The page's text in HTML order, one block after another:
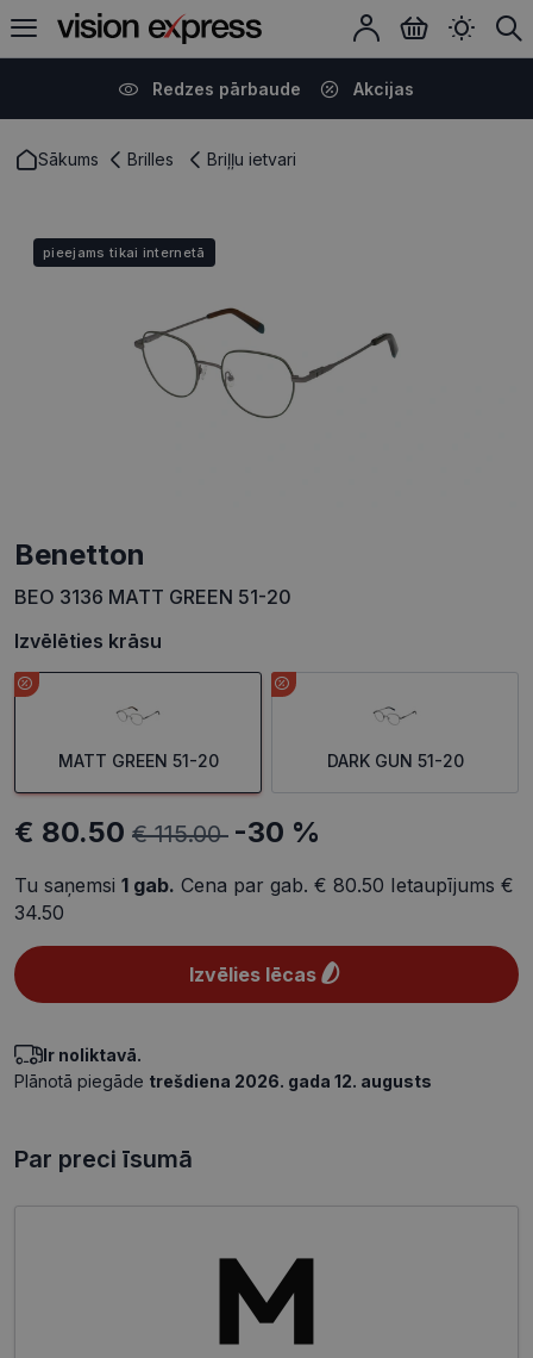
Redzes pārbaude Akcijas
Sākums Brilles Briļļu ietvari
pieejams tikai internetā
Benetton
BEO 3136 MATT GREEN 51-20
Izvēlēties krāsu
MATT GREEN 51-20 DARK GUN 51-20
€ 80.50 € 115.00 -30 %
Tu saņemsi 1 gab. Cena par gab. € 80.50 Ietaupījums €
34.50
Izvēlies lēcas
Ir noliktavā.
Plānotā piegāde trešdiena 2026. gada 12. augusts
Par preci īsumā